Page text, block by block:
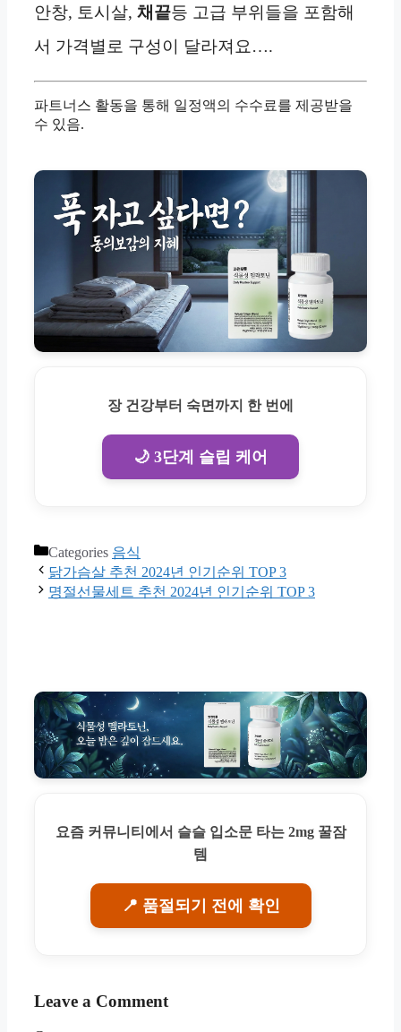
안창, 토시살, 채끝등 고급 부위들을 포함해
서 가격별로 구성이 달라져요….
파트너스 활동을 통해 일정액의 수수료를 제공받을
수 있음.
장 건강부터 숙면까지 한 번에
🌙 3단계 슬립 케어
Categories 음식
닭가슴살 추천 2024년 인기순위 TOP 3
명절선물세트 추천 2024년 인기순위 TOP 3
요즘 커뮤니티에서 슬슬 입소문 타는 2mg 꿀잠
템
📍 품절되기 전에 확인
Leave a Comment